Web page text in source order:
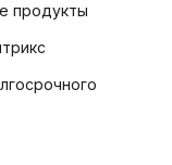
продукты